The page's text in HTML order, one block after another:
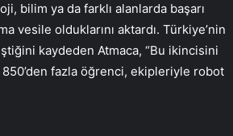
bilim ya da farklı alanlarda başarı
vesile olduklarını aktardı. Türkiye’nin
kaydeden Atmaca, “Bu ikincisini
850’den fazla öğrenci, ekipleriyle robot